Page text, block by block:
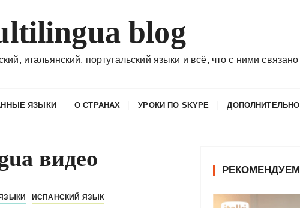
blog
итальянский, португальский языки и всё, что с ними связано
ЯЗЫКИ О СТРАНАХ УРОКИ ПО SKYPE ДОПОЛНИТЕЛЬНО
видео
ИСПАНСКИЙ ЯЗЫК
РЕКОМЕНДУЕМ